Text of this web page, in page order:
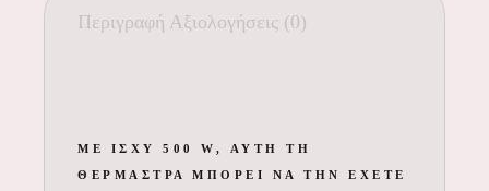
Περιγραφή Αξιολογήσεις (0)
ΜΕ ΙΣΧΎ 500 W, ΑΥΤΉ ΤΗ
ΘΕΡΜΆΣΤΡΑ ΜΠΟΡΕΊ ΝΑ ΤΗΝ ΈΧΕΤΕ